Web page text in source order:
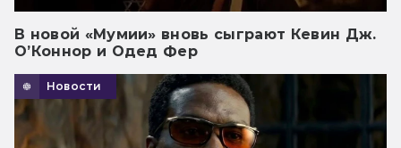
В новой «Мумии» вновь сыграют Кевин Дж.
О’Коннор и Одед Фер
Новости